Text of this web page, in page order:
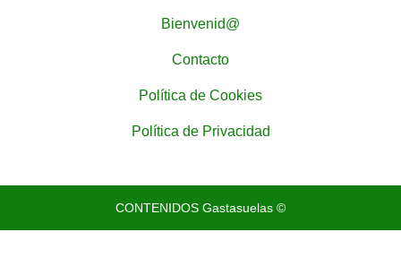
Bienvenid@
Contacto
Política de Cookies
Política de Privacidad
CONTENIDOS Gastasuelas ©